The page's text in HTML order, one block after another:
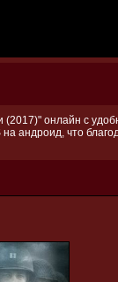
(2017)" онлайн с
андроид, что